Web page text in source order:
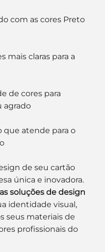
com as cores Preto
mais claras para a
de cores para
agrado
que atende para o
de seu cartão
única e inovadora.
soluções de design
identidade visual,
seus materiais de
profissionais do